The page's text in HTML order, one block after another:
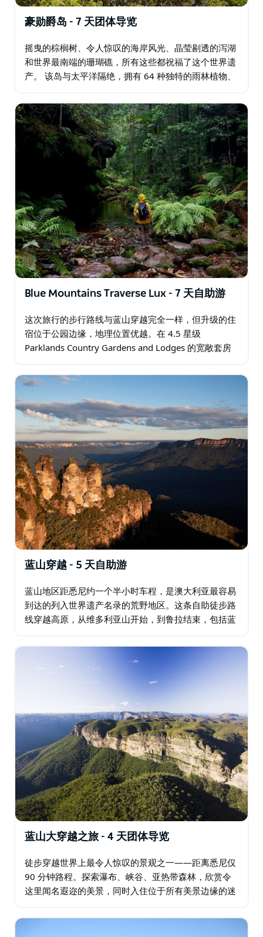
豪勋爵岛 - 7 天团体导览
摇曳的棕榈树、令人惊叹的海岸风光、晶莹剔透的泻湖
和世界最南端的珊瑚礁，所有这些都祝福了这个世界遗
产。 该岛与太平洋隔绝，拥有 64 种独特的雨林植物、
悉尼或布里斯班仅几个小时的航程。…
Blue Mountains Traverse Lux - 7 天自助游
这次旅行的步行路线与蓝山穿越完全一样，但升级的住
宿位于公园边缘，地理位置优越。在 4.5 星级
Parklands Country Gardens and Lodges 的宽敞套房
蓝山穿越 - 5 天自助游
蓝山地区距悉尼约一个半小时车程，是澳大利亚最容易
到达的列入世界遗产名录的荒野地区。这条自助徒步路
线穿越高原，从维多利亚山开始，到鲁拉结束，包括蓝
众多壮丽的景色和亮点，包括新娘面纱瀑布…
蓝山大穿越之旅 - 4 天团体导览
徒步穿越世界上最令人惊叹的景观之一——距离悉尼仅
90 分钟路程。探索瀑布、峡谷、亚热带森林，欣赏令
这里闻名遐迩的美景，同时入住位于所有美景边缘的迷
数的步道，您可挥动登山杖探索一番…